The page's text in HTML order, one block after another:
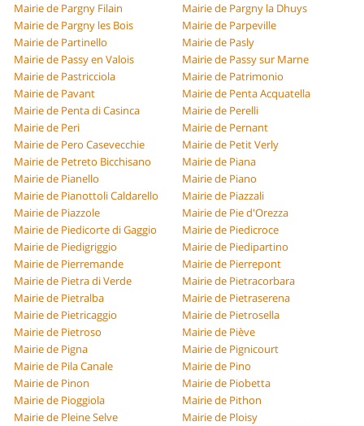
Mairie de Pargny Filain
Mairie de Pargny la Dhuys
Mairie de Pargny les Bois
Mairie de Parpeville
Mairie de Partinello
Mairie de Pasly
Mairie de Passy en Valois
Mairie de Passy sur Marne
Mairie de Pastricciola
Mairie de Patrimonio
Mairie de Pavant
Mairie de Penta Acquatella
Mairie de Penta di Casinca
Mairie de Perelli
Mairie de Peri
Mairie de Pernant
Mairie de Pero Casevecchie
Mairie de Petit Verly
Mairie de Petreto Bicchisano
Mairie de Piana
Mairie de Pianello
Mairie de Piano
Mairie de Pianottoli Caldarello
Mairie de Piazzali
Mairie de Piazzole
Mairie de Pie d'Orezza
Mairie de Piedicorte di Gaggio
Mairie de Piedicroce
Mairie de Piedigriggio
Mairie de Piedipartino
Mairie de Pierremande
Mairie de Pierrepont
Mairie de Pietra di Verde
Mairie de Pietracorbara
Mairie de Pietralba
Mairie de Pietraserena
Mairie de Pietricaggio
Mairie de Pietrosella
Mairie de Pietroso
Mairie de Piève
Mairie de Pigna
Mairie de Pignicourt
Mairie de Pila Canale
Mairie de Pino
Mairie de Pinon
Mairie de Piobetta
Mairie de Pioggiola
Mairie de Pithon
Mairie de Pleine Selve
Mairie de Ploisy